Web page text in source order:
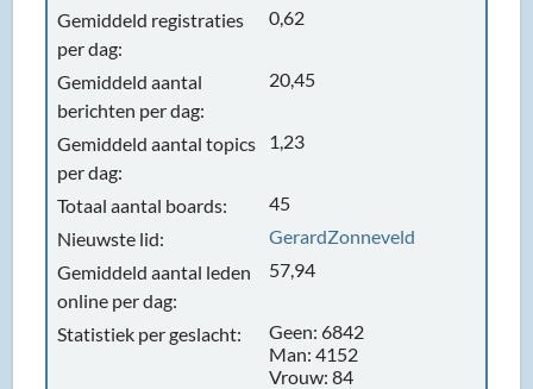
Gemiddeld registraties
per dag:
0,62
Gemiddeld aantal
berichten per dag:
20,45
Gemiddeld aantal topics
per dag:
1,23
Totaal aantal boards:
45
Nieuwste lid:
GerardZonneveld
Gemiddeld aantal leden
online per dag:
57,94
Statistiek per geslacht:
Geen: 6842
Man: 4152
Vrouw: 84